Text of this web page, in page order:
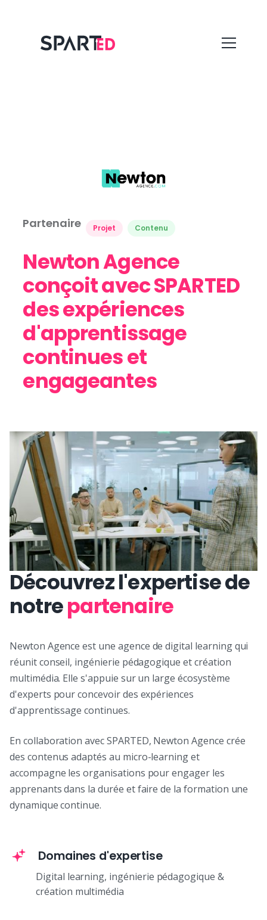
Partenaire Projet Contenu
Newton Agence
conçoit avec SPARTED
des expériences
d'apprentissage
continues et
engageantes
Découvrez l'expertise de
notrepartenaire
Newton Agence est une agence de digital learning qui
réunit conseil, ingénierie pédagogique et création
multimédia. Elle s'appuie sur un large écosystème
d'experts pour concevoir des expériences
d'apprentissage continues.
En collaboration avec SPARTED, Newton Agence crée
des contenus adaptés au micro-learning et
accompagne les organisations pour engager les
apprenants dans la durée et faire de la formation une
dynamique continue.
Domaines d'expertise
Digital learning, ingénierie pédagogique &
création multimédia